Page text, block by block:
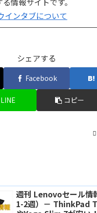
インタブについて
シェアする
Facebook
LINE コピー
週刊 Lenovoセール情
1-2週）－ ThinkPad